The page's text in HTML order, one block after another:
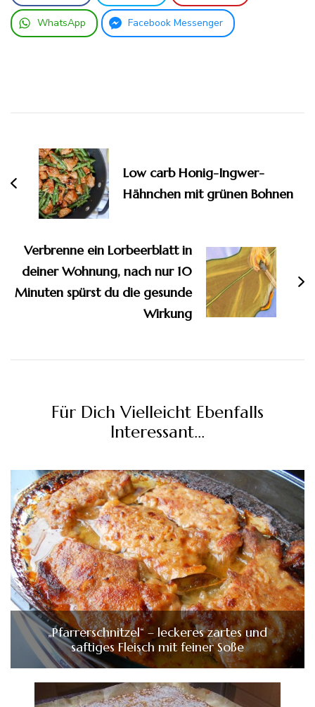
WhatsApp Facebook Messenger
Low carb Honig-Ingwer-
Hähnchen mit grünen Bohnen
Verbrenne ein Lorbeerblatt in
deiner Wohnung, nach nur 10
Minuten spürst du die gesunde
Wirkung
Für Dich Vielleicht Ebenfalls
Interessant...
„Pfarrerschnitzel“ – leckeres zartes und
saftiges Fleisch mit feiner Soße